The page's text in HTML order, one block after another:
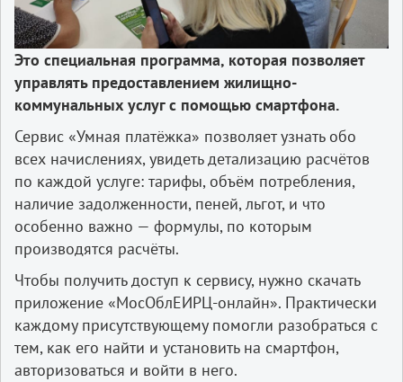
Это специальная программа, которая позволяет
управлять предоставлением жилищно-
коммунальных услуг с помощью смартфона.
Сервис «Умная платёжка» позволяет узнать обо
всех начислениях, увидеть детализацию расчётов
по каждой услуге: тарифы, объём потребления,
наличие задолженности, пеней, льгот, и что
особенно важно — формулы, по которым
производятся расчёты.
Чтобы получить доступ к сервису, нужно скачать
приложение «МосОблЕИРЦ-онлайн». Практически
каждому присутствующему помогли разобраться с
тем, как его найти и установить на смартфон,
авторизоваться и войти в него.